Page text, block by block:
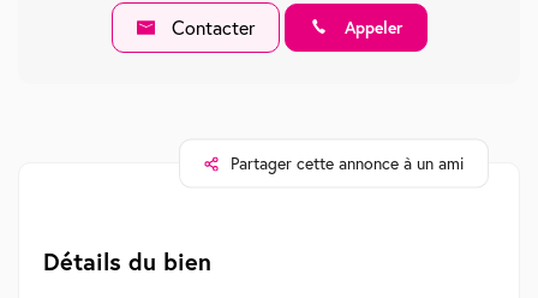
Contacter Appeler
Partager cette annonce à un ami
Détails du bien